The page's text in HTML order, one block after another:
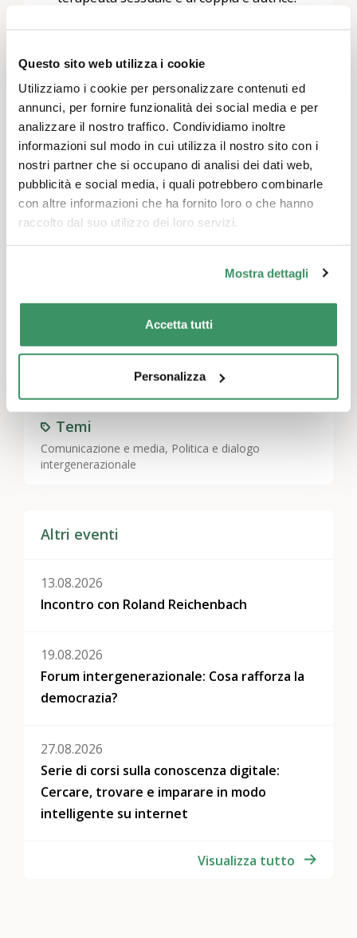
Questo sito web utilizza i cookie
Utilizziamo i cookie per personalizzare contenuti ed
annunci, per fornire funzionalità dei social media e per
analizzare il nostro traffico. Condividiamo inoltre
informazioni sul modo in cui utilizza il nostro sito con i
nostri partner che si occupano di analisi dei dati web,
pubblicità e social media, i quali potrebbero combinarle
con altre informazioni che ha fornito loro o che hanno
raccolto dal suo utilizzo dei loro servizi.
Mostra dettagli
Accetta tutti
Personalizza
Temi
Comunicazione e media, Politica e dialogo
intergenerazionale
Altri eventi
13.08.2026
Incontro con Roland Reichenbach
19.08.2026
Forum intergenerazionale: Cosa rafforza la
democrazia?
27.08.2026
Serie di corsi sulla conoscenza digitale:
Cercare, trovare e imparare in modo
intelligente su internet
Visualizza tutto
libro: “Verbunden und trotzdem frei:
Praxishandbuch für offene Beziehung und
Polyamorie”, Hogrefe, 2026.
Anina (33)dell’associazione bunt.lieben,
parla delle sue esperienze poliamorose e
del suo lavoro nell’associazione, che
incoraggia le persone a vivere le loro
relazioni in modo consensuale e
autodeterminato.
connessoper inviare un commento.